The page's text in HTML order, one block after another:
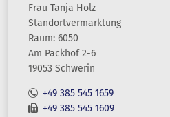
Frau Tanja Holz
Standortvermarktung
Raum: 6050
Am Packhof 2-6
19053 Schwerin
+49 385 545 1659
+49 385 545 1609